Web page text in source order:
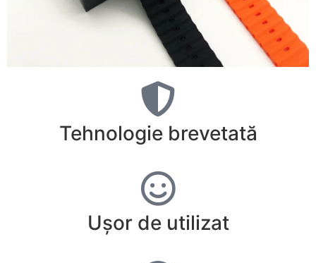
Tehnologie brevetată
Ușor de utilizat